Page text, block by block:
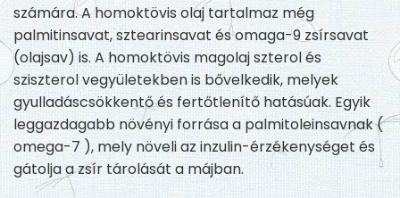
számára. A homoktövis olaj tartalmaz még
palmitinsavat, sztearinsavat és omaga-9 zsírsavat
(olajsav) is. A homoktövis magolaj szterol és
sziszterol vegyületekben is bővelkedik, melyek
gyulladáscsökkentő és fertőtlenítő hatásúak. Egyik
leggazdagabb növényi forrása a palmitoleinsavnak (
omega-7 ), mely növeli az inzulin-érzékenységet és
gátolja a zsír tárolását a májban.